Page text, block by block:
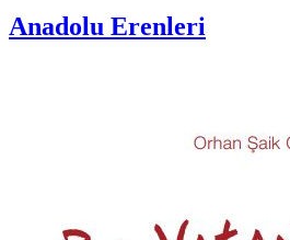
Anadolu Erenleri